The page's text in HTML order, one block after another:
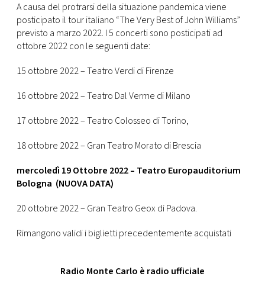
A causa del protrarsi della situazione pandemica viene
posticipato il tour italiano “The Very Best of John Williams”
previsto a marzo 2022. I 5 concerti sono posticipati ad
ottobre 2022 con le seguenti date:
15 ottobre 2022 – Teatro Verdi di Firenze
16 ottobre 2022 – Teatro Dal Verme di Milano
17 ottobre 2022 – Teatro Colosseo di Torino,
18 ottobre 2022 – Gran Teatro Morato di Brescia
mercoledì 19 Ottobre 2022 – Teatro Europauditorium
Bologna (NUOVA DATA)
20 ottobre 2022 – Gran Teatro Geox di Padova.
Rimangono validi i biglietti precedentemente acquistati
Radio Monte Carlo è radio ufficiale